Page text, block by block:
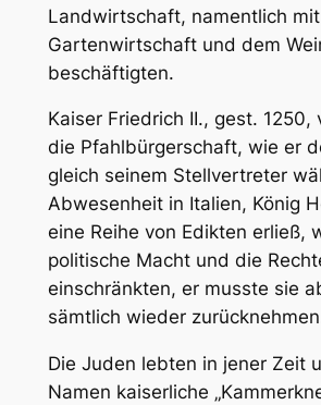
Landwirtschaft, namentlich
Gartenwirtschaft und dem
beschäftigten.
Kaiser Friedrich II., gest. 1250,
die Pfahlbürgerschaft, wie er
gleich seinem Stellvertreter
Abwesenheit in Italien, König
eine Reihe von Edikten erließ,
politische Macht und die
einschränkten, er musste sie
sämtlich wieder
Die Juden lebten in jener Zeit
Namen kaiserliche